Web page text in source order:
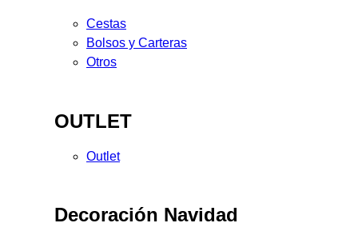
Cestas
Bolsos y Carteras
Otros
OUTLET
Outlet
Decoración Navidad